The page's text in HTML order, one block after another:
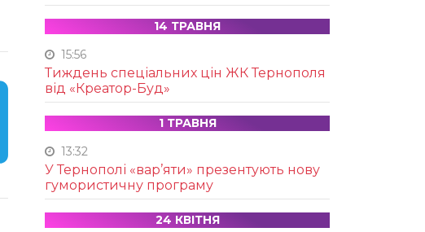
14 ТРАВНЯ
15:56
Тиждень спеціальних цін ЖК Тернополя
від «Креатор-Буд»
1 ТРАВНЯ
13:32
У Тернополі «вар’яти» презентують нову
гумористичну програму
24 КВІТНЯ